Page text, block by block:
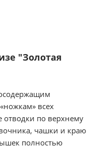
"Золотая
всех
отводки по верхнему
чашки и краю
полностью